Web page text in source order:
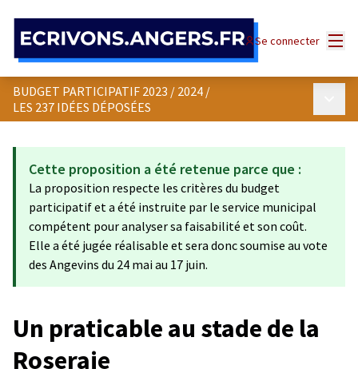
Se connecter
BUDGET PARTICIPATIF 2023 / 2024 /
LES 237 IDÉES DÉPOSÉES
Cette proposition a été retenue parce que :
La proposition respecte les critères du budget
participatif et a été instruite par le service municipal
compétent pour analyser sa faisabilité et son coût.
Elle a été jugée réalisable et sera donc soumise au vote
des Angevins du 24 mai au 17 juin.
Un praticable au stade de la
Roseraie